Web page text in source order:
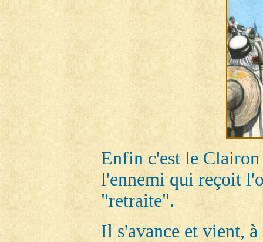
Enfin c'est le
l'ennemi qui reçoit
"retraite".
Il s'avance et vient,